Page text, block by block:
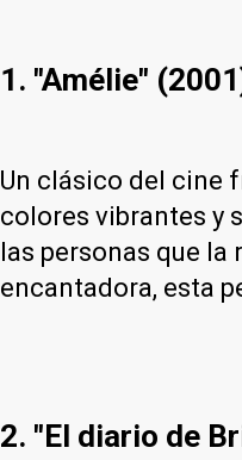
1. "Amélie"
Un clásico del cine
colores vibrantes y
las personas que
encantadora, esta
2. "El diario de